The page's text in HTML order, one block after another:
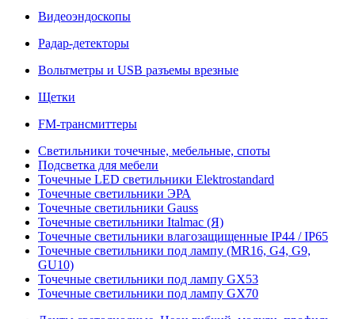
Видеоэндоскопы
Радар-детекторы
Вольтметры и USB разъемы врезные
Щетки
FM-трансмиттеры
Светильники точечные, мебельные, споты
Подсветка для мебели
Точечные LED светильники Elektrostandard
Точечные светильники ЭРА
Точечные светильники Gauss
Точечные светильники Italmac (Я)
Точечные светильники влагозащищенные IP44 / IP65
Точечные светильники под лампу (MR16, G4, G9,
GU10)
Точечные светильники под лампу GX53
Точечные светильники под лампу GX70